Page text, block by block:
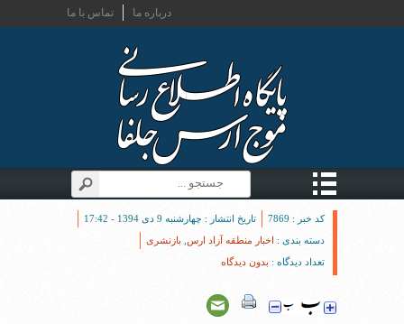
تماس با ما درباره ما
کد خبر : 7869
تاریخ انتشار : چهارشنبه 9 دی 1394 - 17:42
دسته بندی : اخبار منطقه آزاد ارس
بازنشری
تعداد دیدگاه : بدون دیدگاه